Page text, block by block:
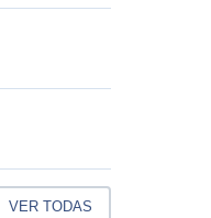
VER TODAS